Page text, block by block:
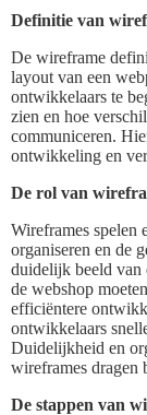
Definitie van
De wireframe
layout van een
ontwikkelaars te
zien en hoe
communiceren.
ontwikkeling en
De rol van
Wireframes spelen
organiseren en de
duidelijk beeld van
de webshop
efficiëntere
ontwikkelaars
Duidelijkheid en
wireframes dragen
De stappen van